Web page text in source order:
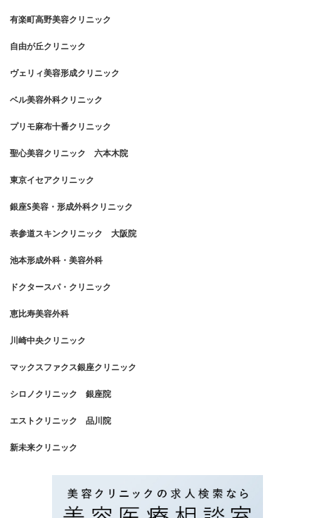
有楽町高野美容クリニック
自由が丘クリニック
ヴェリィ美容形成クリニック
ベル美容外科クリニック
プリモ麻布十番クリニック
聖心美容クリニック 六本木院
東京イセアクリニック
銀座S美容・形成外科クリニック
表参道スキンクリニック 大阪院
池本形成外科・美容外科
ドクタースパ・クリニック
恵比寿美容外科
川崎中央クリニック
マックスファクス銀座クリニック
シロノクリニック 銀座院
エストクリニック 品川院
新未来クリニック